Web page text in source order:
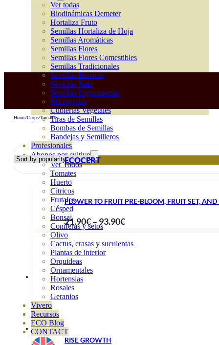
Ver todas
Biodinámicas Demeter
Hortaliza Fruto
Semillas Hortaliza de Hoja
Semillas Aromáticas
Semillas Flores
Semillas Flores Comestibles
Semillas Tradicionales
Semillas Brasicas
Semillas Raíz
Semillas Leguminosas
Microgreen
Cubiertas Vegetales
Tiras de Semillas
Bombas de Semillas
Bandejas y Semilleros
Profesionales
Abonos por cultivo
Ver Todos
Tomates
Huerto
Cítricos
Frutales
Césped
Bonsai
Coníferas y setos
Olivo
Cactus, crasas y suculentas
Plantas de interior
Orquideas
Ornamentales
Hortensias
Rosales
Geranios
Vivero
Recursos
ECO Blog
CONTACT
Home/Crops/Tomatoes
ECOCERT
FLOWER TO FRUIT PRE-BLOOM, FRUIT SET,
21.90€– 93.90€Price
21.90€
RISE GROWTH